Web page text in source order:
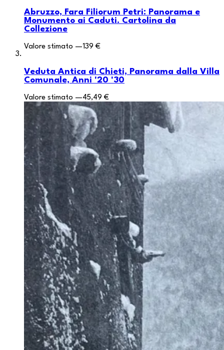
Abruzzo, Fara Filiorum Petri: Panorama e
Monumento ai Caduti. Cartolina da
Collezione
Valore stimato —139 €
Veduta Antica di Chieti, Panorama dalla Villa
Comunale, Anni '20 '30
Valore stimato —45,49 €